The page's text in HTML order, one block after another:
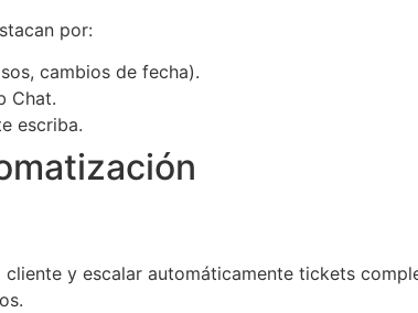
por:
cambios de fecha).
Chat.
escriba.
y escalar automáticamente tickets